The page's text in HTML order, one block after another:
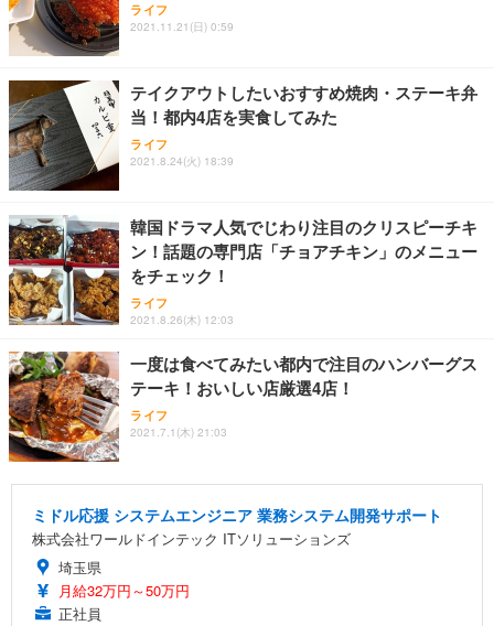
ライフ
2021.11.21(日) 0:59
テイクアウトしたいおすすめ焼肉・ステーキ弁
当！都内4店を実食してみた
ライフ
2021.8.24(火) 18:39
韓国ドラマ人気でじわり注目のクリスピーチキ
ン！話題の専門店「チョアチキン」のメニュー
をチェック！
ライフ
2021.8.26(木) 12:03
一度は食べてみたい都内で注目のハンバーグス
テーキ！おいしい店厳選4店！
ライフ
2021.7.1(木) 21:03
ミドル応援 システムエンジニア 業務システム開発サポート
株式会社ワールドインテック ITソリューションズ
埼玉県
月給32万円～50万円
正社員